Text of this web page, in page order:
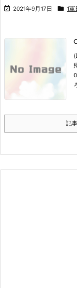
 2021年9月17日  1軍
(
0
記